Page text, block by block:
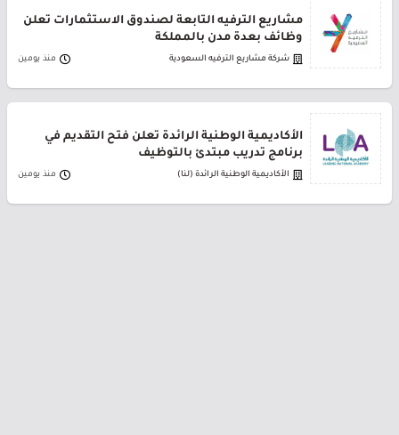
مشاريع الترفيه التابعة لصندوق الاستثمارات تعلن
وظائف بعدة مدن بالمملكة
شركة مشاريع الترفيه السعودية منذ يومين
الأكاديمية الوطنية الرائدة تعلن فتح التقديم في
برنامج تدريب مبتدئ بالتوظيف
الأكاديمية الوطنية الرائدة (لنا) منذ يومين